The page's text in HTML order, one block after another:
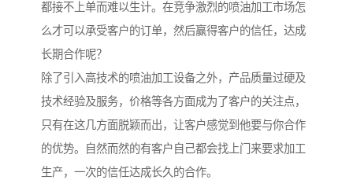
都接不上单而难以生计。在竞争激烈的喷油加工市场怎
么才可以承受客户的订单，然后赢得客户的信任，达成
长期合作呢？
除了引入高技术的喷油加工设备之外，产品质量过硬及
技术经验及服务，价格等各方面成为了客户的关注点，
只有在这几方面脱颖而出，让客户感觉到他要与你合作
的优势。自然而然的有客户自己都会找上门来要求加工
生产，一次的信任达成长久的合作。